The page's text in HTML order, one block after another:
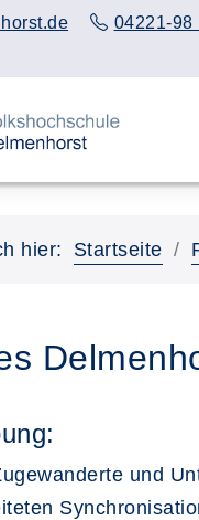
04221-98
hier: Startseite
und